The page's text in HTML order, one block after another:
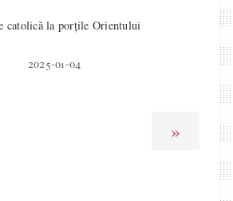
catolică la porțile Orientului
2025-01-04
»